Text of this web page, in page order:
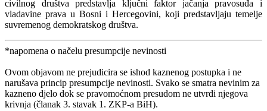
civilnog društva predstavlja ključni faktor jačanja pravosuđa i
vladavine prava u Bosni i Hercegovini, koji predstavljaju temelje
suvremenog demokratskog društva.
*napomena o načelu presumpcije nevinosti
Ovom objavom ne prejudicira se ishod kaznenog postupka i ne
narušava princip presumpcije nevinosti. Svako se smatra nevinim za
kazneno djelo dok se pravomoćnom presudom ne utvrdi njegova
krivnja (članak 3. stavak 1. ZKP-a BiH).